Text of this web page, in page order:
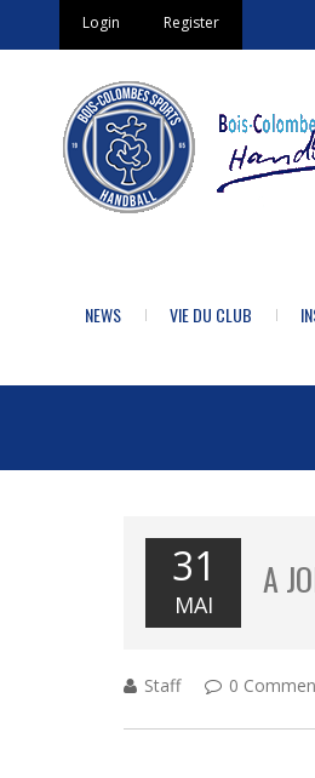
Login Register
NEWS VIE DU CLUB
31
MAI
A
Staff 0